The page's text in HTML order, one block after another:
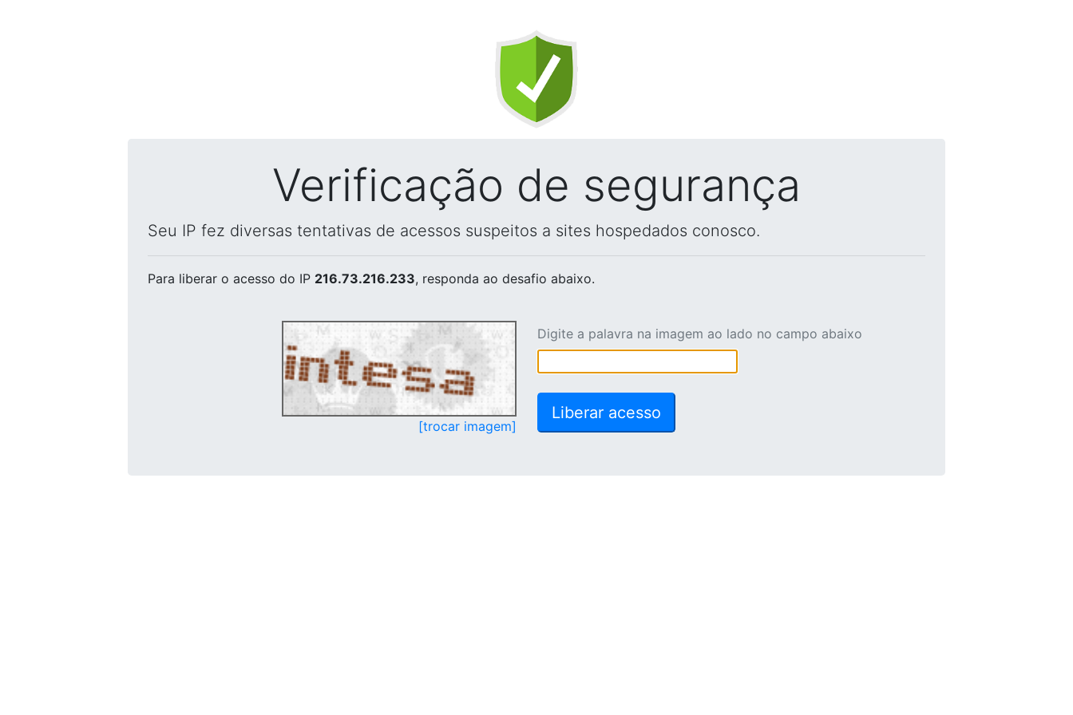
Verificação de segurança
Seu IP fez diversas tentativas de acessos suspeitos a sites hospedados conosco.
Para liberar o acesso do IP 216.73.216.233, responda ao desafio abaixo.
[trocar imagem]
Digite a palavra na imagem ao lado no campo abaixo